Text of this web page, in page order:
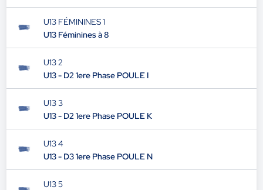
U13 FÉMININES 1
U13 Féminines à 8
U13 2
U13 - D2 1ere Phase POULE I
U13 3
U13 - D2 1ere Phase POULE K
U13 4
U13 - D3 1ere Phase POULE N
U13 5